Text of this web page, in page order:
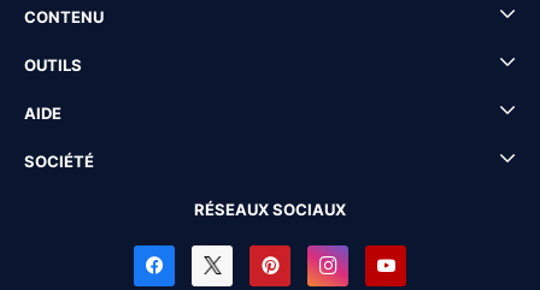
CONTENU
OUTILS
AIDE
SOCIÉTÉ
RÉSEAUX SOCIAUX